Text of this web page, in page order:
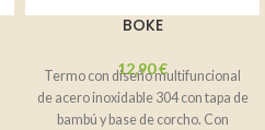
BOKE
12,90€
Termo con diseño multifuncional
de acero inoxidable 304 con tapa de
bambú y base de corcho. Con